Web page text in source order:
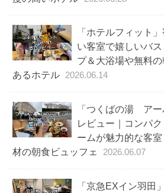
「ホテルフィット
い客室で嬉しいバ
プ＆大浴場や無料
あるホテル
2026.06.14
「つくばの湯 ア
レビュー｜コンパ
ームが魅力的な客
材の朝食ビュッフェ
2026.06.07
「京急EXイン羽田